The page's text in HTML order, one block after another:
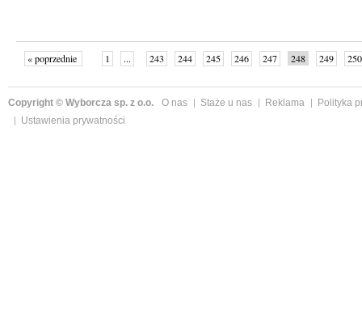
« poprzednie 1 ... 243 244 245 246 247 248 249
250
Copyright © Wyborcza sp. z o.o. O nas Staże u nas Reklama
Polityka
Ustawienia prywatności